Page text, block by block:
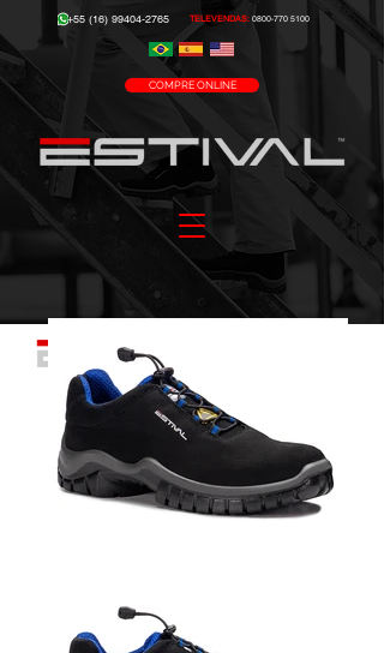
+55 (16) 99404-2765 TELEVENDAS: 0800-770 5100
COMPRE ONLINE